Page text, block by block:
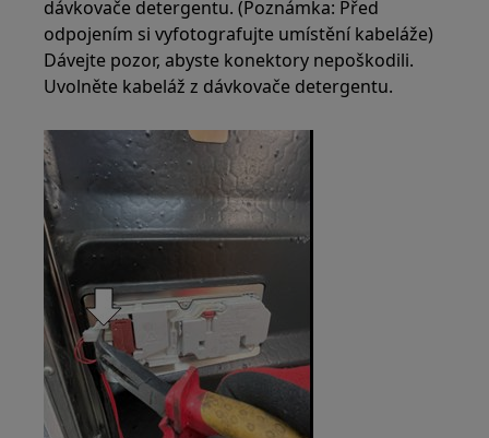
dávkovače detergentu. (Poznámka: Před
odpojením si vyfotografujte umístění kabeláže)
Dávejte pozor, abyste konektory nepoškodili.
Uvolněte kabeláž z dávkovače detergentu.